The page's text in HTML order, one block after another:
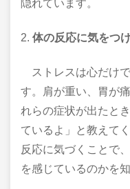
隠れています。
2. 体の反応に気をつ
ストレスは心だけ
す。肩が重い、胃が
れらの症状が出たと
ているよ」と教えて
反応に気づくことで
を感じているのかを